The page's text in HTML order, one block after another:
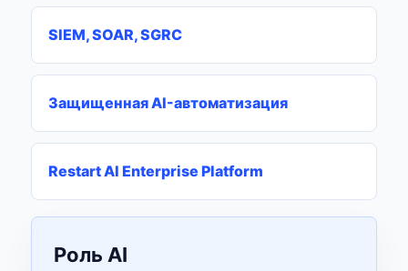
SIEM, SOAR, SGRC
Защищенная AI-автоматизация
Restart AI Enterprise Platform
Роль AI